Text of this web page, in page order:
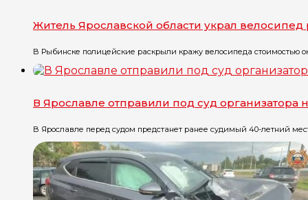
Житель Ярославской области украл
В Рыбинске полицейские раскрыли кражу велосипеда стоимостью
В Ярославле отправили под суд организатора
В Ярославле перед судом предстанет ранее судимый 40-летний